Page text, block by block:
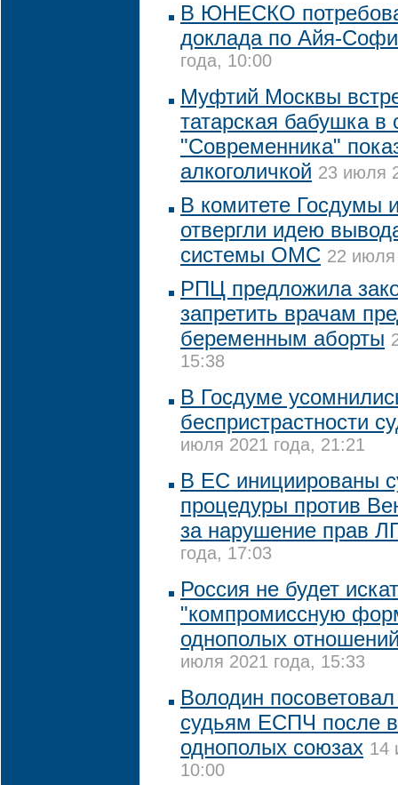
В ЮНЕСКО
доклада по Айя-
года, 10:00
Муфтий Москвы
татарская бабушка в
"Современника"
алкоголичкой 23 июля
В комитете Госдумы
отвергли идею
системы ОМС 22 июля
РПЦ предложила
запретить врачам
беременным аборты
15:38
В Госдуме
беспристрастности
июля 2021 года, 21:21
В ЕС инициированы
процедуры против
за нарушение прав
года, 17:03
Россия не будет
"компромиссную
однополых
июля 2021 года, 15:33
Володин
судьям ЕСПЧ после
однополых союзах 14
10:00